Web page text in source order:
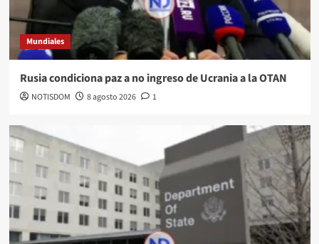
Mundiales
Rusia condiciona paz a no ingreso de Ucrania a la OTAN
NOTISDOM 8 agosto 2026 1